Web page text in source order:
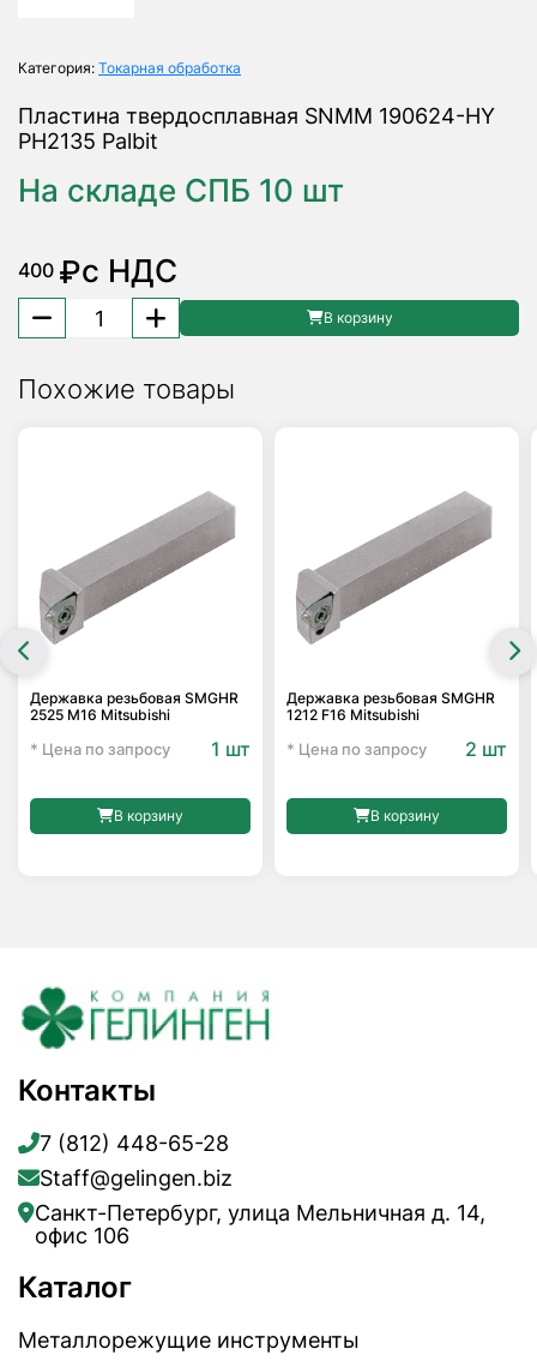
Категория: Токарная обработка
Пластина твердосплавная SNMM 190624-HY
PH2135 Palbit
На складе СПБ 10 шт
400 ₽с НДС
Количество
товара
твердосплавная
В корзину
Похожие товары
Державка резьбовая SMGHR
2525 M16 Mitsubishi
* Цена по запросу 1 шт
В корзину
Державка резьбовая SMGHR
1212 F16 Mitsubishi
* Цена по запросу 2 шт
В корзину
Контакты
7 (812) 448-65-28
Staff@gelingen.biz
Санкт-Петербург, улица Мельничная д. 14,
офис 106
Каталог
Металлорежущие инструменты